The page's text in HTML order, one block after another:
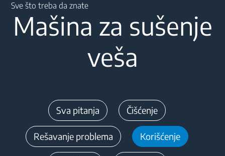
Sve što treba da znate
Mašina za sušenje
veša
Sva pitanja Čišćenje
Rešavanje problema Korišćenje